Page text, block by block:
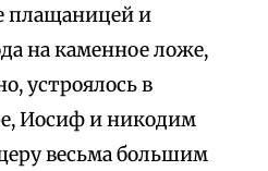
плащаницей и
на каменное ложе,
устроялось в
Иосиф и никодим
весьма большим